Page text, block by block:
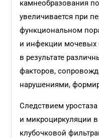
камнеобразования
увеличивается при
функциональном
и инфекции мочевых
в результате
факторов,
нарушениями,
Следствием
и микроциркуляции
клубочковой